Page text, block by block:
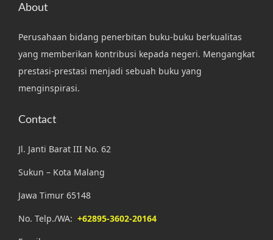
About
Perusahaan bidang penerbitan buku-buku berkualitas
yang memberikan kontribusi kepada negeri. Mengangkat
prestasi-prestasi menjadi sebuah buku yang
menginspirasi.
Contact
Jl. Janti Barat III No. 62
Sukun – Kota Malang
Jawa Timur 65148
No. Telp./WA: +62895-3602-20164